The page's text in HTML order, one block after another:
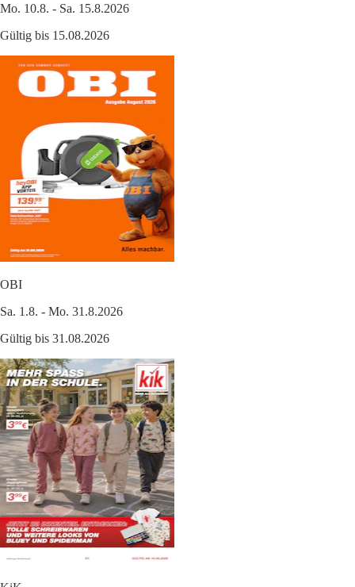
Mo. 10.8. - Sa. 15.8.2026
Gültig bis 15.08.2026
OBI
Sa. 1.8. - Mo. 31.8.2026
Gültig bis 31.08.2026